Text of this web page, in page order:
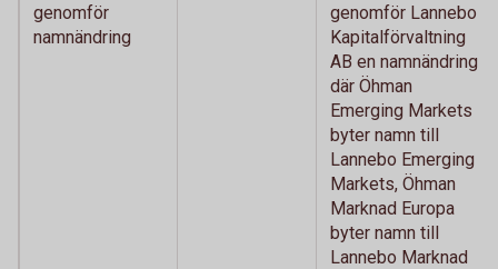
genomför
namnändring
genomför Lannebo
Kapitalförvaltning
AB en namnändring
där Öhman
Emerging Markets
byter namn till
Lannebo Emerging
Markets, Öhman
Marknad Europa
byter namn till
Lannebo Marknad